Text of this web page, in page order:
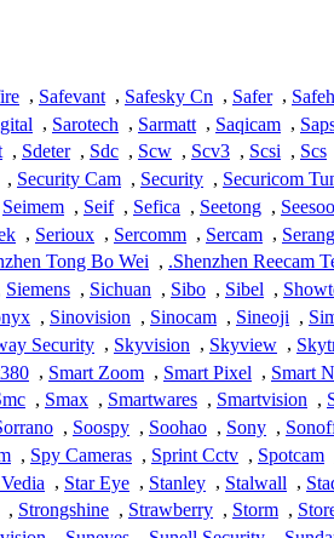
,
Safer
,
Safesky Cn
,
Safevant
,
,
Saqicam
,
Sarmatt
,
Sarotech
,
Scs
,
Scsi
,
Scv3
,
Scw
,
Sdc
,
Sdeter
,
Securicom
,
Security
,
Security Cam
,
,
Seetong
,
Sefica
,
Seif
,
Seimem
Serang
,
Sercam
,
Sercomm
,
Serioux
,
Shenzhen Reecam
,
Tong Bo Wei
,
Sibel
,
Sibo
,
Sichuan
,
Siemens
,
Sineoji
,
Sinocam
,
Sinovision
,
,
Skyview
,
Skyvision
,
Security
Smart
,
Smart Pixel
,
Smart Zoom
,
,
Smartvision
,
Smartwares
,
Smax
,
,
Sony
,
Soohao
,
Soospy
,
Spotcam
,
Sprint Cctv
,
Spy Cameras
,
,
Stalwall
,
Stanley
,
Star Eye
,
,
Storm
,
Strawberry
,
Strongshine
,